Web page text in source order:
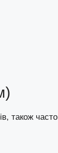
також часто